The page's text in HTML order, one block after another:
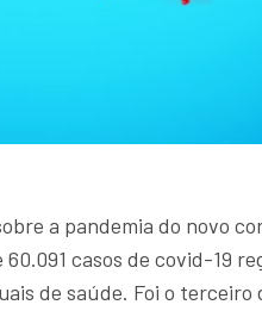
a pandemia do novo
casos de covid-19
de saúde. Foi o terceiro